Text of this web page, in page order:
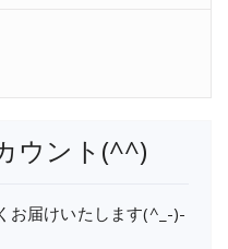
ウント(^^)
お届けいたします(^_-)-